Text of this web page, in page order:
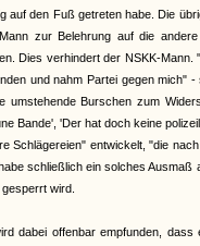
auf den Fuß getreten habe. Die
zur Belehrung auf die
Dies verhindert der NSKK-
und nahm Partei gegen mich"
umstehende Burschen zum
Bande', 'Der hat doch keine
Schlägereien" entwickelt, "die
schließlich ein solches
wird.
dabei offenbar empfunden,